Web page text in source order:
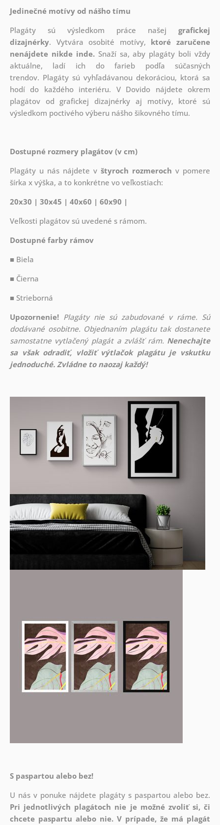
Jedinečné motívy od nášho tímu
Plagáty sú výsledkom práce našejgrafickej
dizajnérky. Vytvára osobité motívy, ktoré zaručene
nenájdete nikde inde.Snaží sa, aby plagáty boli vždy
aktuálne, ladí ich do farieb podľa súčasných
trendov. Plagáty sú vyhľadávanou dekoráciou, ktorá sa
hodí do každého interiéru. V Dovido nájdete okrem
plagátov od grafickej dizajnérky aj motívy, ktoré sú
výsledkom poctivého výberu nášho šikovného tímu.
Dostupné rozmery plagátov (v cm)
Plagáty u nás nájdete vštyroch rozmeroch v pomere
šírka x výška, a to konkrétne vo veľkostiach:
20x30 | 30x45 | 40x60 | 60x90 |
Veľkosti plagátov sú uvedené s rámom.
Dostupné farby rámov
■ Biela
■ Čierna
■ Strieborná
Upozornenie! Plagáty nie sú zabudované v ráme. Sú
dodávané osobitne. Objednaním plagátu tak dostanete
samostatne vytlačený plagát a zvlášť rám. Nenechajte
sa však odradiť, vložiť výtlačok plagátu je vskutku
jednoduché. Zvládne to naozaj každý!
S paspartou alebo bez!
U nás v ponuke nájdete plagáty s paspartou alebo bez.
Pri jednotlivých plagátoch nie je možné zvoliť si, či
chcete paspartu alebo nie. V prípade, že má plagát